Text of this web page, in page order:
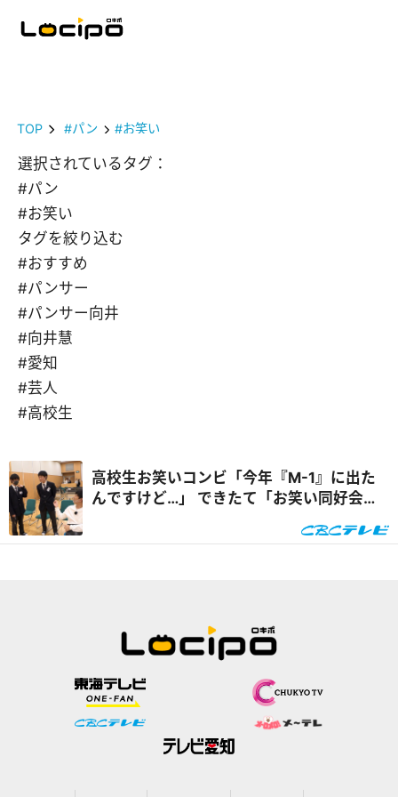
TOP #パン #お笑い
選択されているタグ：
#パン
#お笑い
タグを絞り込む
#おすすめ
#パンサー
#パンサー向井
#向井慧
#愛知
#芸人
#高校生
高校生お笑いコンビ「今年『M-1』に出た
んですけど…」 できたて「お笑い同好会」
が高校で熱血指導